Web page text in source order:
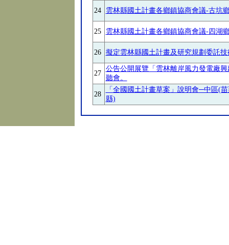
24 雲林縣國土計畫各鄉鎮協商會議-古坑
25 雲林縣國土計畫各鄉鎮協商會議-四湖
26 擬定雲林縣國土計畫及研究規劃委託
27
公告公開展覽「雲林離岸風力發電廠
聽會。
28
「全國國土計畫草案」說明會─中區(
縣)